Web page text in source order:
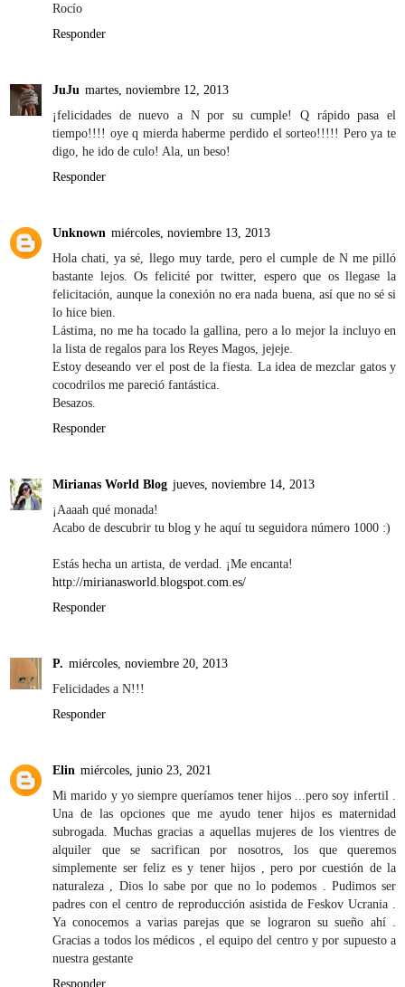
Rocío
Responder
JuJu martes, noviembre 12, 2013
¡felicidades de nuevo a N por su cumple! Q rápido pasa el
tiempo!!!! oye q mierda haberme perdido el sorteo!!!!! Pero ya te
digo, he ido de culo! Ala, un beso!
Responder
Unknown miércoles, noviembre 13, 2013
Hola chati, ya sé, llego muy tarde, pero el cumple de N me pilló
bastante lejos. Os felicité por twitter, espero que os llegase la
felicitación, aunque la conexión no era nada buena, así que no sé si
lo hice bien.
Lástima, no me ha tocado la gallina, pero a lo mejor la incluyo en
la lista de regalos para los Reyes Magos, jejeje.
Estoy deseando ver el post de la fiesta. La idea de mezclar gatos y
cocodrilos me pareció fantástica.
Besazos.
Responder
Mirianas World Blog jueves, noviembre 14, 2013
¡Aaaah qué monada!
Acabo de descubrir tu blog y he aquí tu seguidora número 1000 :)
Estás hecha un artista, de verdad. ¡Me encanta!
http://mirianasworld.blogspot.com.es/
Responder
P. miércoles, noviembre 20, 2013
Felicidades a N!!!
Responder
Elin miércoles, junio 23, 2021
Mi marido y yo siempre queríamos tener hijos ...pero soy infertil .
Una de las opciones que me ayudo tener hijos es maternidad
subrogada. Muchas gracias a aquellas mujeres de los vientres de
alquiler que se sacrifican por nosotros, los que queremos
simplemente ser feliz es y tener hijos , pero por cuestión de la
naturaleza , Dios lo sabe por que no lo podemos . Pudimos ser
padres con el centro de reproducción asistida de Feskov Ucrania .
Ya conocemos a varias parejas que se lograron su sueño ahí .
Gracias a todos los médicos , el equipo del centro y por supuesto a
nuestra gestante
Responder